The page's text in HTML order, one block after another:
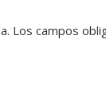
Los campos